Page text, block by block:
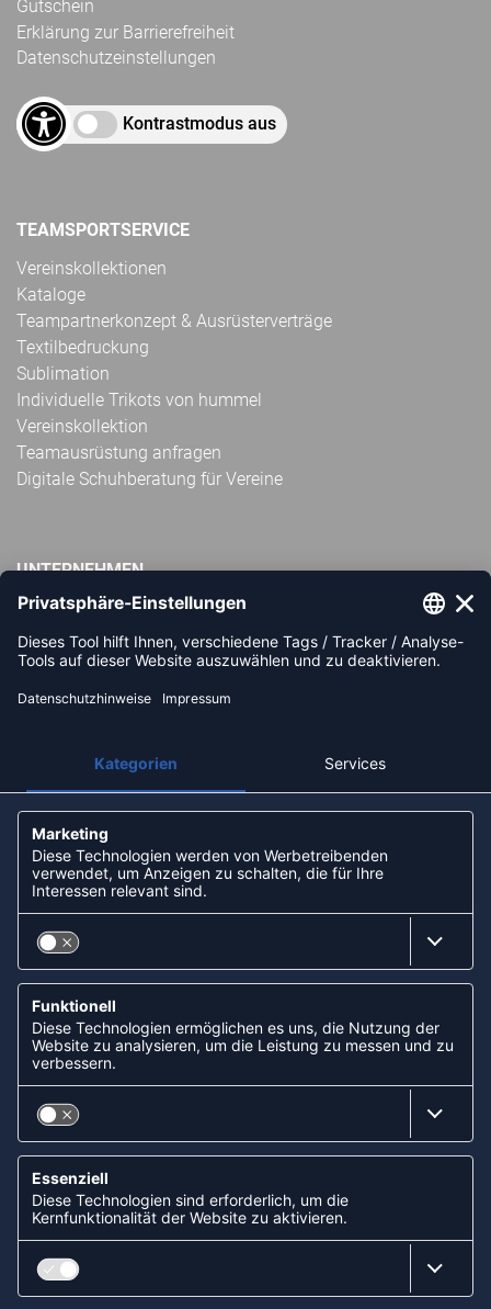
Gutschein
Erklärung zur Barrierefreiheit
Datenschutzeinstellungen
Kontrastmodus aus
TEAMSPORTSERVICE
Vereinskollektionen
Kataloge
Teampartnerkonzept & Ausrüsterverträge
Textilbedruckung
Sublimation
Individuelle Trikots von hummel
Vereinskollektion
Teamausrüstung anfragen
Digitale Schuhberatung für Vereine
UNTERNEHMEN
Impressum
AGB
Widerrufsbelehrung
Partner: Handball-Camp
Nachhaltigkeit und Soziales
ZAHLUNGSARTEN
Apple Pay
Lastschrift (ELV) via Sofort
Kreditkarte
Rechnungskauf via Klarna
Vorkasse
ABONNIERE JETZT DEN KOSTENLOSEN
HANDBALLDIREKT-NEWSLETTER UND VERPASSE KEINE
NEUIGKEIT ODER AKTION MEHR.
JETZT ANMELDEN
FOLLOW US